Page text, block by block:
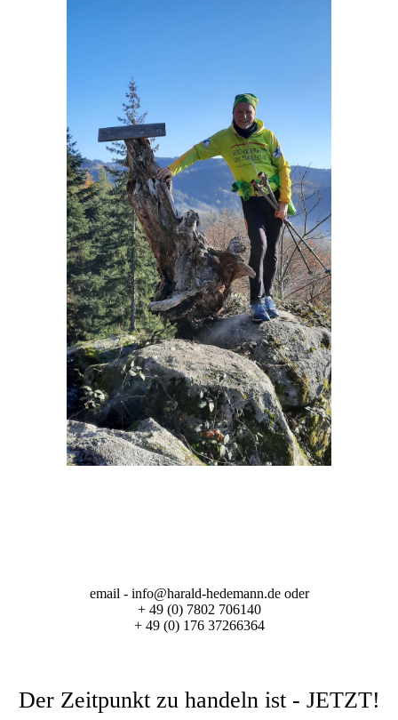
email - info@harald-hedemann.de oder
+ 49 (0) 7802 706140
+ 49 (0) 176 37266364
Der Zeitpunkt zu handeln ist - JETZT!